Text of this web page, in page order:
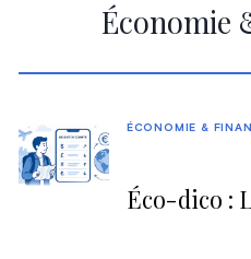
Économie
Éco-dico :
ÉCONOMIE &